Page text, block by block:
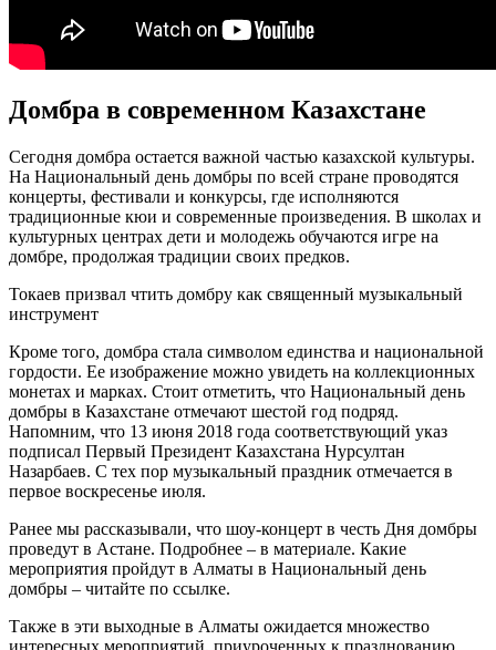
Домбра в современном Казахстане
Сегодня домбра остается важной частью казахской культуры.
На Национальный день домбры по всей стране проводятся
концерты, фестивали и конкурсы, где исполняются
традиционные кюи и современные произведения. В школах и
культурных центрах дети и молодежь обучаются игре на
домбре, продолжая традиции своих предков.
Токаев призвал чтить домбру как священный музыкальный
инструмент
Кроме того, домбра стала символом единства и национальной
гордости. Ее изображение можно увидеть на коллекционных
монетах и марках. Стоит отметить, что Национальный день
домбры в Казахстане отмечают шестой год подряд.
Напомним, что 13 июня 2018 года соответствующий указ
подписал Первый Президент Казахстана Нурсултан
Назарбаев. С тех пор музыкальный праздник отмечается в
первое воскресенье июля.
Ранее мы рассказывали, что шоу-концерт в честь Дня домбры
проведут в Астане. Подробнее – в материале. Какие
мероприятия пройдут в Алматы в Национальный день
домбры – читайте по ссылке.
Также в эти выходные в Алматы ожидается множество